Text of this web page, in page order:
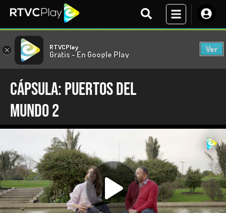
× RTVCPlay
Gratis - En Google Play
Ver
Cápsula: Puertos del
mundo 2